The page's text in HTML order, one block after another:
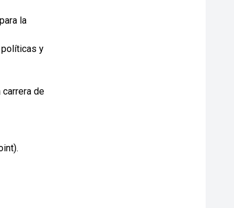
la
políticas y
de